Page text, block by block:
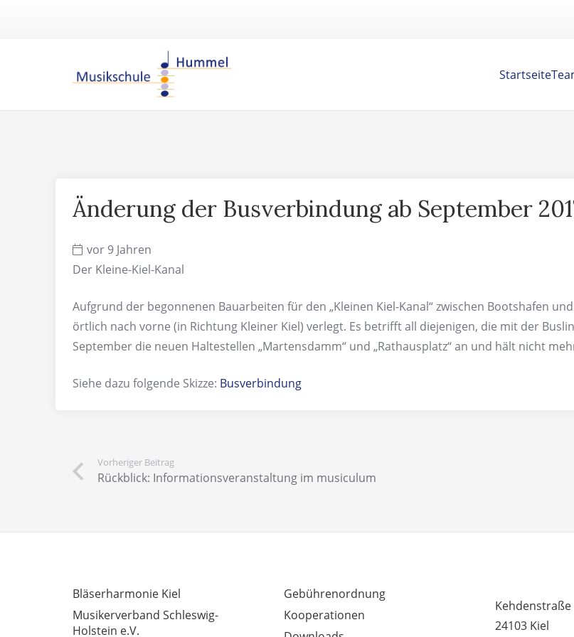
Startseite
Änderung der Busverbindung ab September
vor 9 Jahren
Der Kleine-Kiel-Kanal
Aufgrund der begonnenen Bauarbeiten für den „Kleinen Kiel-Kanal“ zwischen Bootshafen
örtlich nach vorne (in Richtung Kleiner Kiel) verlegt. Es betrifft all diejenigen, die mit der
September die neuen Haltestellen „Martensdamm“ und „Rathausplatz“ an und hält nicht
Siehe dazu folgende Skizze: Busverbindung
Vorheriger Beitrag
Rückblick: Informationsveranstaltung im musiculum
Bläserharmonie Kiel
Musikerverband Schleswig-
Holstein e.V.
Gebührenordnung
Kooperationen
Kehdenstraße
24103 Kiel